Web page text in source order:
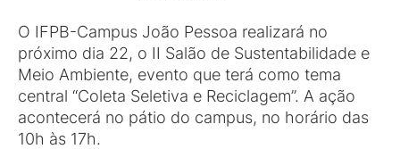
O IFPB-Campus João Pessoa realizará no
próximo dia 22, o II Salão de Sustentabilidade e
Meio Ambiente, evento que terá como tema
central “Coleta Seletiva e Reciclagem”. A ação
acontecerá no pátio do campus, no horário das
10h às 17h.